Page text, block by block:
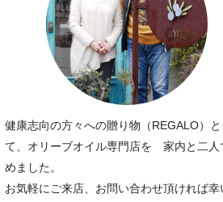
健康志向の方々への贈り物（REGALO）と
て、オリーブオイル専門店を 家内と二人
めました。
お気軽にご来店、お問い合わせ頂ければ幸